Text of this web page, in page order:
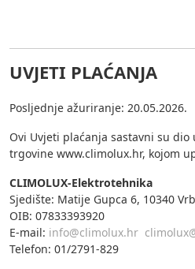
UVJETI PLAĆANJA
Posljednje ažuriranje: 20.05.2026.
Ovi Uvjeti plaćanja sastavni su
trgovine www.climolux.hr, kojom
CLIMOLUX-Elektrotehnika
Sjedište: Matije Gupca 6, 10340
OIB: 07833393920
E-mail: info@climolux.hr
Telefon: 01/2791-829